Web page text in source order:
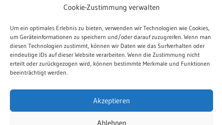
Cookie-Zustimmung verwalten
Um ein optimales Erlebnis zu bieten, verwenden wir Technologien wie Cookies,
um Geräteinformationen zu speichern und/oder darauf zuzugreifen. Wenn man
diesen Technologien zustimmt, können wir Daten wie das Surfverhalten oder
eindeutige IDs auf dieser Website verarbeiten. Wenn die Zustimmung nicht
erteilt oder zurückgezogen wird, können bestimmte Merkmale und Funktionen
beeinträchtigt werden.
Akzeptieren
Ablehnen
Kommentar-Feed
WordPress.org
Kontakt
Impressum